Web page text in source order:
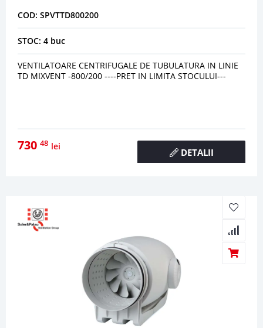
COD: SPVTTD800200
STOC: 4 buc
VENTILATOARE CENTRIFUGALE DE TUBULATURA IN LINIE
TD MIXVENT -800/200 ----PRET IN LIMITA STOCULUI---
730 48 lei
DETALII